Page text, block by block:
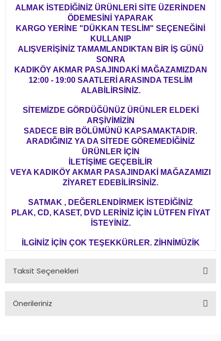
ALMAK İSTEDİĞİNİZ ÜRÜNLERİ SİTE ÜZERİNDEN
ÖDEMESİNİ YAPARAK
KARGO YERİNE "DÜKKAN TESLİM" SEÇENEĞİNİ
KULLANIP
ALIŞVERİŞİNİZ TAMAMLANDIKTAN BİR İŞ GÜNÜ
SONRA
KADIKÖY AKMAR PASAJINDAKİ MAĞAZAMIZDAN
12:00 - 19:00 SAATLERİ ARASINDA TESLİM
ALABİLİRSİNİZ.
SİTEMİZDE GÖRDÜĞÜNÜZ ÜRÜNLER ELDEKİ
ARŞİVİMİZİN
SADECE BİR BÖLÜMÜNÜ KAPSAMAKTADIR.
ARADIĞINIZ YA DA SİTEDE GÖREMEDİĞİNİZ
ÜRÜNLER İÇİN
İLETİŞİME GEÇEBİLİR
VEYA KADIKÖY AKMAR PASAJINDAKİ MAĞAZAMIZI
ZİYARET EDEBİLİRSİNİZ.
SATMAK , DEĞERLENDİRMEK İSTEDİĞİNİZ
PLAK, CD, KASET, DVD LERİNİZ İÇİN LÜTFEN FİYAT
İSTEYİNİZ.
İLGİNİZ İÇİN ÇOK TEŞEKKÜRLER. ZİHNİMÜZİK
Taksit Seçenekleri
Önerileriniz